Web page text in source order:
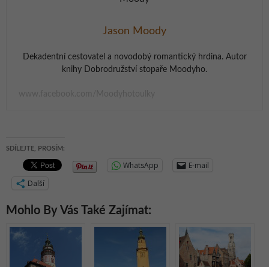
Jason Moody
Dekadentní cestovatel a novodobý romantický hrdina. Autor
knihy Dobrodružství stopaře Moodyho.
SDÍLEJTE, PROSÍM:
WhatsApp
E-mail
Další
Mohlo By Vás Také Zajímat: